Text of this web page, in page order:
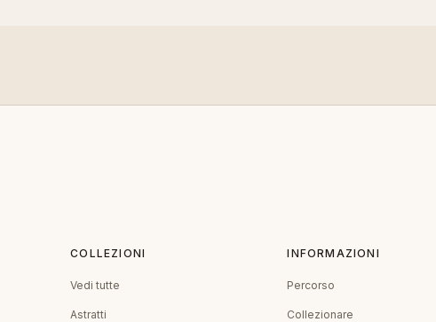
COLLEZIONI
Vedi tutte
Astratti
INFORMAZIONI
Percorso
Collezionare